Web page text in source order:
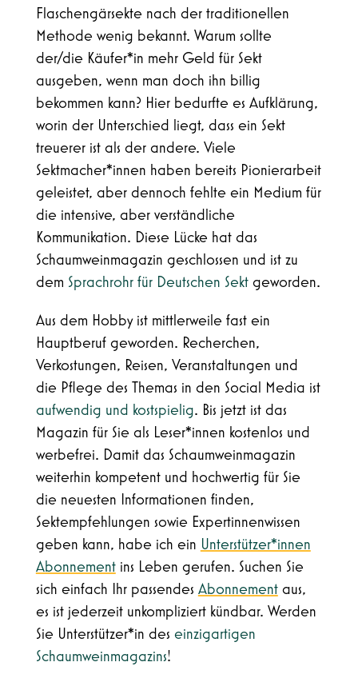
Flaschengärsekte nach der traditionellen
Methode wenig bekannt. Warum sollte
der/die Käufer*in mehr Geld für Sekt
ausgeben, wenn man doch ihn billig
bekommen kann? Hier bedurfte es Aufklärung,
worin der Unterschied liegt, dass ein Sekt
treuerer ist als der andere. Viele
Sektmacher*innen haben bereits Pionierarbeit
geleistet, aber dennoch fehlte ein Medium für
die intensive, aber verständliche
Kommunikation. Diese Lücke hat das
Schaumweinmagazin geschlossen und ist zu
dem Sprachrohr für Deutschen Sektgeworden.
Aus dem Hobby ist mittlerweile fast ein
Hauptberuf geworden. Recherchen,
Verkostungen, Reisen, Veranstaltungen und
die Pflege des Themas in den Social Media ist
aufwendig und kostspielig. Bis jetzt ist das
Magazin für Sie als Leser*innen kostenlos und
werbefrei. Damit das Schaumweinmagazin
weiterhin kompetent und hochwertig für Sie
die neuesten Informationen finden,
Sektempfehlungen sowie Expertinnenwissen
geben kann, habe ich ein Unterstützer*innen
Abonnement ins Leben gerufen. Suchen Sie
sich einfach Ihr passendes Abonnementaus,
es ist jederzeit unkompliziert kündbar. Werden
Sie Unterstützer*in des einzigartigen
Schaumweinmagazins!